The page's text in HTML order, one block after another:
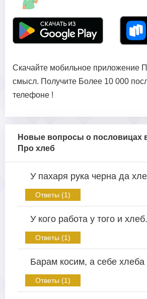
Скачайте мобильное приложение
смысл. Получите Более 10 000
телефоне !
Новые вопросы о пословицах
Про хлеб
У пахаря рука черна да
Ответы (1)
У кого работа у того и хлеб.
Ответы (1)
Барам косим, а себе хлеба
Ответы (1)